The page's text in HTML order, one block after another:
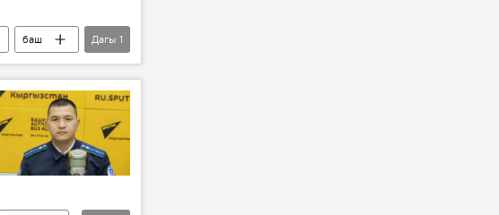
баш
Дагы 1